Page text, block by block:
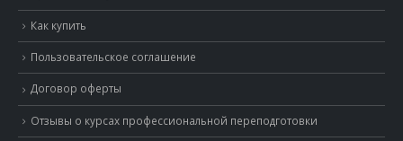
Правовые документы
Как купить
Пользовательское соглашение
Договор оферты
Отзывы о курсах профессиональной переподготовки